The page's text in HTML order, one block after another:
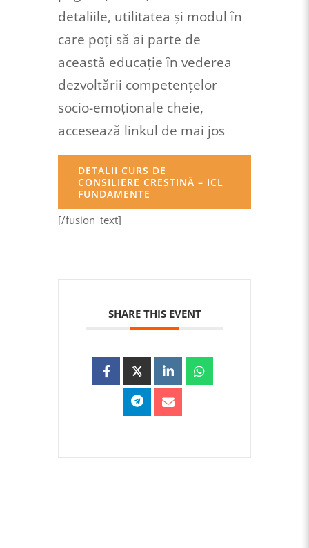
detaliile, utilitatea şi modul în
care poţi să ai parte de
această educaţie în vederea
dezvoltării competenţelor
socio-emoționale cheie,
accesează linkul de mai jos
DETALII CURS DE
CONSILIERE CREŞTINĂ – ICL
FUNDAMENTE
[/fusion_text]
SHARE THIS EVENT